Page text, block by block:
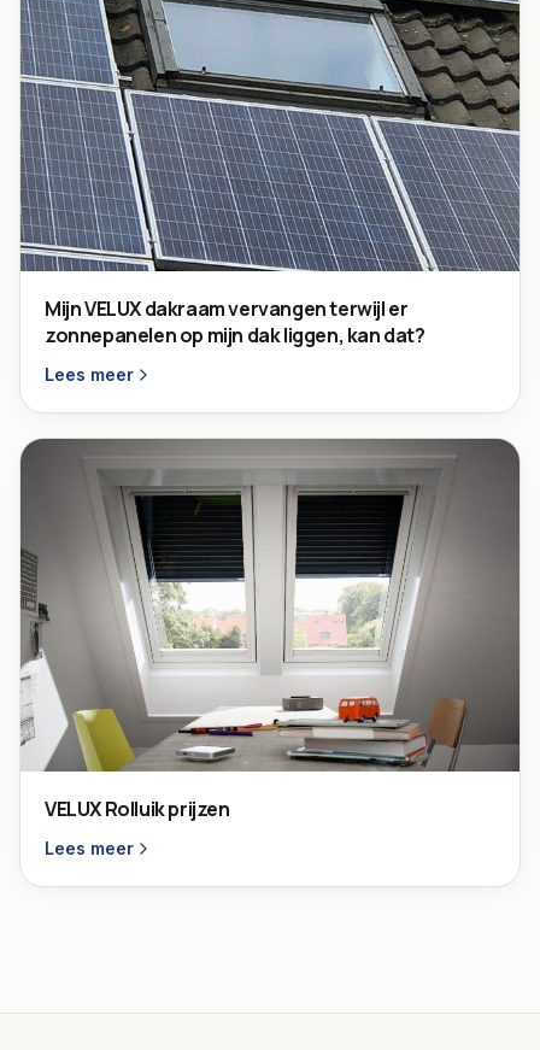
Mijn VELUX dakraam vervangen terwijl er
zonnepanelen op mijn dak liggen, kan dat?
Lees meer
VELUX Rolluik prijzen
Lees meer